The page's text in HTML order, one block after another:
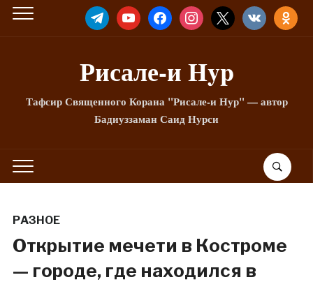
TELEGRAMYOUTUBEFACEBOOKINSTAGRAM
X VKONTAKTE
Рисале-и Hyp
Тафсир Священного Корана "Рисале-и Нур" — автор
Бадиуззаман Саид Нурси
РАЗНОЕ
Открытие мечети в Костроме
— городе, где находился в